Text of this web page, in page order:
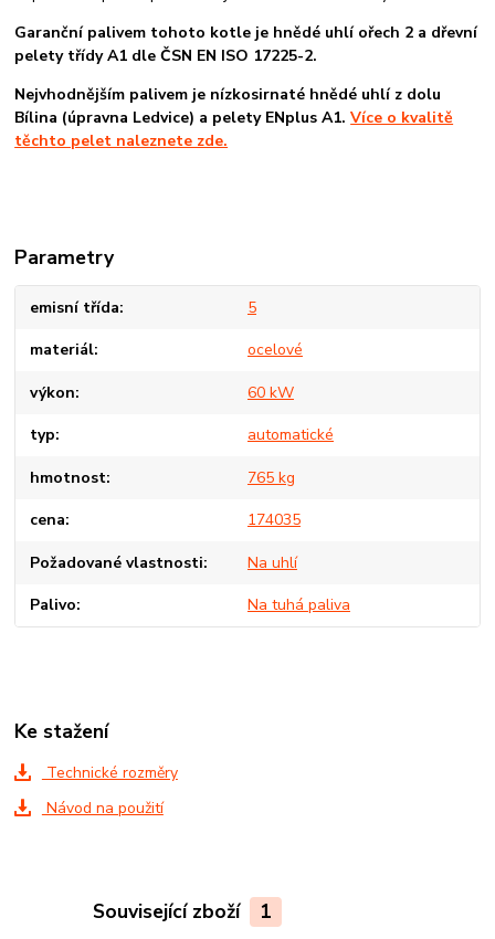
Garanční palivem tohoto kotle je hnědé uhlí ořech 2 a dřevní
pelety třídy A1 dle ČSN EN ISO 17225-2.
Nejvhodnějším palivem je nízkosirnaté hnědé uhlí z dolu
Bílina (úpravna Ledvice) a pelety ENplus A1.Více o kvalitě
těchto pelet naleznete zde.
Parametry
emisní třída 5
materiál ocelové
výkon 60 kW
typ automatické
hmotnost 765 kg
cena 174035
Požadované vlastnosti Na uhlí
Palivo Na tuhá paliva
Ke stažení
Technické rozměry
Návod na použití
Související zboží 1